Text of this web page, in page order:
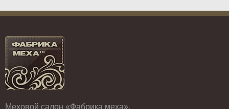
Меховой салон «Фабрика меха».